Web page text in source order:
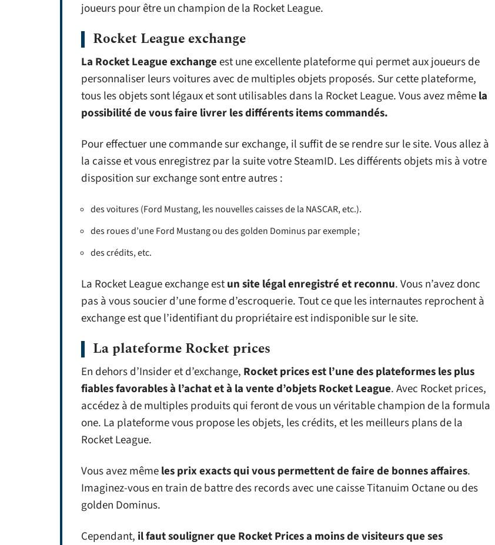
joueurs pour être un champion de la Rocket League.
Rocket League exchange
La Rocket League exchangeest une excellente plateforme qui permet aux joueurs de
personnaliser leurs voitures avec de multiples objets proposés. Sur cette plateforme,
tous les objets sont légaux et sont utilisables dans la Rocket League. Vous avez mêmela
possibilité de vous faire livrer les différents items commandés.
Pour effectuer une commande sur exchange, il suffit de se rendre sur le site. Vous allez à
la caisse et vous enregistrez par la suite votre SteamID. Les différents objets mis à votre
disposition sur exchange sont entre autres :
des voitures (Ford Mustang, les nouvelles caisses de la NASCAR, etc.).
des roues d’une Ford Mustang ou des golden Dominus par exemple ;
des crédits, etc.
La Rocket League exchange estun site légal enregistré et reconnu. Vous n’avez donc
pas à vous soucier d’une forme d’escroquerie. Tout ce que les internautes reprochent à
exchange est que l’identifiant du propriétaire est indisponible sur le site.
La plateforme Rocket prices
En dehors d’Insider et d’exchange, Rocket prices est l’une des plateformes les plus
fiables favorables à l’achat et à la vente d’objets Rocket League. Avec Rocket prices,
accédez à de multiples produits qui feront de vous un véritable champion de la formula
one. La plateforme vous propose les objets, les crédits, et les meilleurs plans de la
Rocket League.
Vous avez mêmeles prix exacts qui vous permettent de faire de bonnes affaires.
Imaginez-vous en train de battre des records avec une caisse Titanuim Octane ou des
golden Dominus.
Cependant, il faut souligner que Rocket Prices a moins de visiteurs que ses